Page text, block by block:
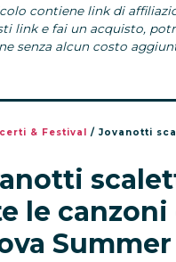
contiene link di
link e fai un acquisto,
senza alcun costo
& Festival / Jovanotti scaletta 2026:
le canzoni